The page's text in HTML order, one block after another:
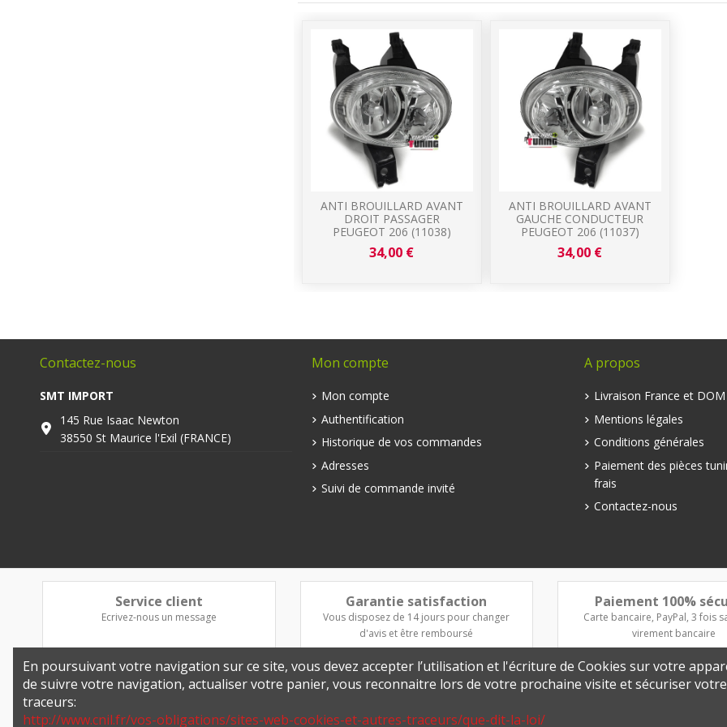
ANTI BROUILLARD AVANT
DROIT PASSAGER
PEUGEOT 206 (11038)
34,00 €
ANTI BROUILLARD AVANT
GAUCHE CONDUCTEUR
PEUGEOT 206 (11037)
34,00 €
Contactez-nous
SMT IMPORT
145 Rue Isaac Newton
38550 St Maurice l'Exil (FRANCE)
Mon compte
Mon compte
Authentification
Historique de vos commandes
Adresses
Suivi de commande invité
A propos
Livraison France et
Mentions légales
Conditions générales
Paiement des pièces
frais
Contactez-nous
Service client
Ecrivez-nous un message
Garantie satisfaction
Vous disposez de 14 jours pour changer
d'avis et être remboursé
Paiement 100%
Carte bancaire, PayPal, 3 fois
virement bancaire
En poursuivant votre navigation sur ce site, vous devez accepter l’utilisation et l'écriture de Cookies sur votre
de suivre votre navigation, actualiser votre panier, vous reconnaitre lors de votre prochaine visite et sécuriser
traceurs:
http://www.cnil.fr/vos-obligations/sites-web-cookies-et-autres-traceurs/que-dit-la-loi/